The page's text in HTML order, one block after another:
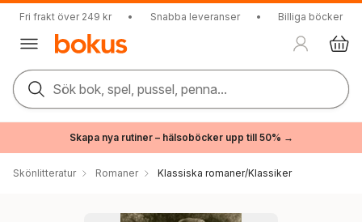
Fri frakt över 249 kr • Snabba leveranser • Billiga böcker
Sök bok, spel, pussel, penna...
Skapa nya rutiner – hälsoböcker upp till 50% →
Skönlitteratur Romaner Klassiska romaner/Klassiker